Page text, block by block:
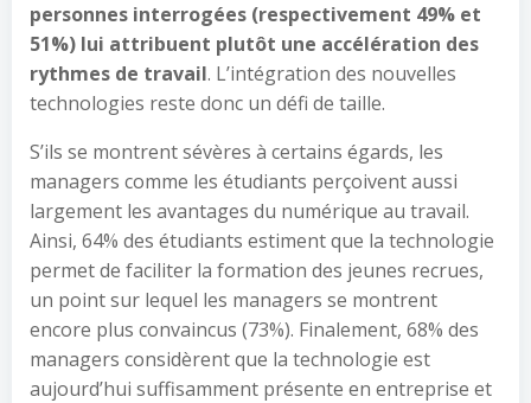
personnes interrogées (respectivement 49% et
51%) lui attribuent plutôt une accélération des
rythmes de travail. L’intégration des nouvelles
technologies reste donc un défi de taille.
S’ils se montrent sévères à certains égards, les
managers comme les étudiants perçoivent aussi
largement les avantages du numérique au travail.
Ainsi, 64% des étudiants estiment que la technologie
permet de faciliter la formation des jeunes recrues,
un point sur lequel les managers se montrent
encore plus convaincus (73%). Finalement, 68% des
managers considèrent que la technologie est
aujourd’hui suffisamment présente en entreprise et